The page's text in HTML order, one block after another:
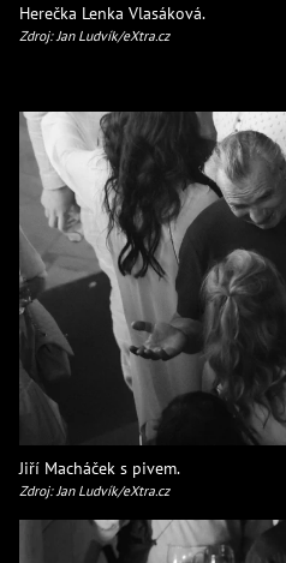
Herečka Lenka Vlasáková.
Zdroj: Jan Ludvík/eXtra.cz
Jiří Macháček s pivem.
Zdroj: Jan Ludvík/eXtra.cz